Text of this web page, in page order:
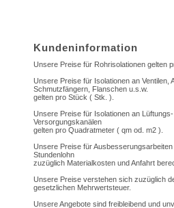
Kundeninformation
Unsere Preise für Rohrisolationen gelten
Unsere Preise für Isolationen an Ventilen,
Schmutzfängern, Flanschen u.s.w.
gelten pro Stück ( Stk. ).
Unsere Preise für Isolationen an Lüftungs-
Versorgungskanälen
gelten pro Quadratmeter ( qm od. m2 ).
Unsere Preise für
Stundenlohn
zuzüglich Materialkosten und Anfahrt
Unsere Preise verstehen sich zuzüglich
gesetzlichen Mehrwertsteuer.
Unsere Angebote sind freibleibend und